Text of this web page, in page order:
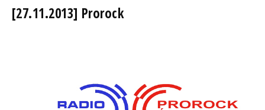
[27.11.2013] Prorock